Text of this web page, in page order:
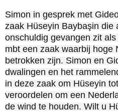
Simon in gesprek met
zaak Hüseyin Baybaşin die
onschuldig gevangen zit
mbt een zaak waarbij hoge
betrokken zijn. Simon en
dwalingen en het
in deze zaak om Hüseyin
veroordelen om een
de wind te houden. Wilt u